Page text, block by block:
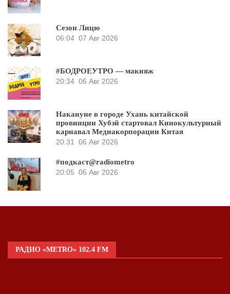
Сезон Лицю
06:04 07 Авг 2026
#БОДРОЕУТРО — макияж
20:34 06 Авг 2026
Накануне в городе Ухань китайской
провинции Хубэй стартовал Кинокультурный
карнавал Медиакорпорации Китая
20:31 06 Авг 2026
#подкаст@radiometro
20:05 06 Авг 2026
РАДИО «METRO» 102.4 FM